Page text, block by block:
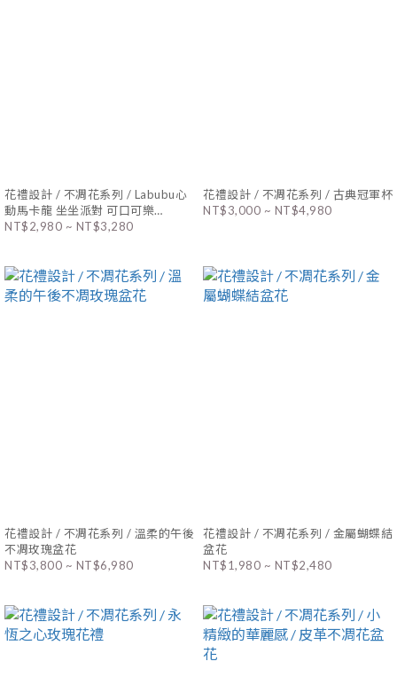
花禮設計 / 不凋花系列 / Labubu心
動馬卡龍 坐坐派對 可口可樂
Crybaby / 玫瑰花束
NT$2,980 ~ NT$3,280
花禮設計 / 不凋花系列 / 古典冠軍杯
NT$3,000 ~ NT$4,980
花禮設計 / 不凋花系列 / 溫柔的午後
不凋玫瑰盆花
NT$3,800 ~ NT$6,980
花禮設計 / 不凋花系列 / 金屬蝴蝶結
盆花
NT$1,980 ~ NT$2,480